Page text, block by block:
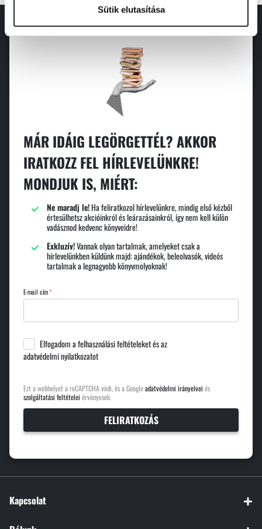
Sütik elutasítása
MÁR IDÁIG LEGÖRGETTÉL? AKKOR
IRATKOZZ FEL HÍRLEVELÜNKRE!
MONDJUK IS, MIÉRT:
Ne maradj le!Ha feliratkozol hírlevelünkre, mindig első kézből
értesülhetsz akcióinkról és leárazásainkról, így nem kell külön
vadásznod kedvenc könyveidre!
Exkluzív!Vannak olyan tartalmak, amelyeket csak a
hírlevelünkben küldünk majd: ajándékok, beleolvasók, videós
tartalmak a legnagyobb könyvmolyoknak!
E-mail cím
Elfogadom afelhasználási feltételeketés az
adatvédelmi nyilatkozatot
Ezt a webhelyet a reCAPTCHA védi, és a Googleadatvédelmi irányelvei és
szolgáltatási feltételei érvényesek.
FELIRATKOZÁS
Kapcsolat